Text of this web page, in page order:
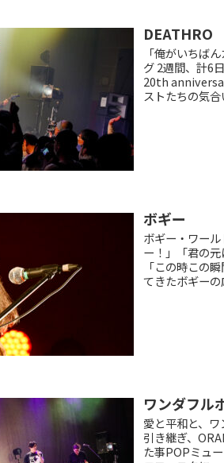
DEATHRO
「俺がいちば
グ 2週間、計6
20th
ストたちの気合
ボギー
ボギー・ワー
ー！」「君の
「この時この
てきたボギー
ワンダフル
愛と平和と、
引き継ぎ、
た事POPミュ